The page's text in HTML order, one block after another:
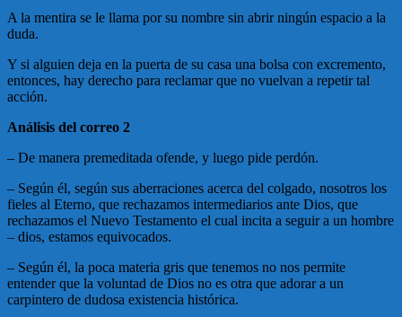
A la mentira se le llama por su nombre sin abrir ningún espacio a la
duda.
Y si alguien deja en la puerta de su casa una bolsa con excremento,
entonces, hay derecho para reclamar que no vuelvan a repetir tal
acción.
Análisis del correo 2
– De manera premeditada ofende, y luego pide perdón.
– Según él, según sus aberraciones acerca del colgado, nosotros los
fieles al Eterno, que rechazamos intermediarios ante Dios, que
rechazamos el Nuevo Testamento el cual incita a seguir a un hombre
– dios, estamos equivocados.
– Según él, la poca materia gris que tenemos no nos permite
entender que la voluntad de Dios no es otra que adorar a un
carpintero de dudosa existencia histórica.